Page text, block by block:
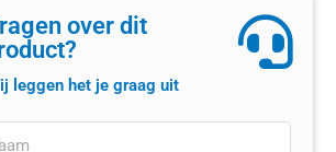
over dit
leggen het je graag uit